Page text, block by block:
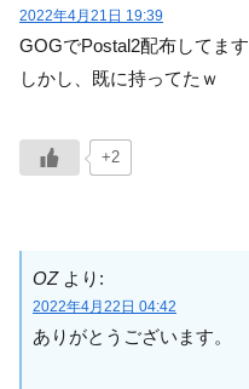
2022年4月21日 19:39
GOGでPostal2配布してます
しかし、既に持ってたｗ
+2
OZ より:
2022年4月22日 04:42
ありがとうございます。